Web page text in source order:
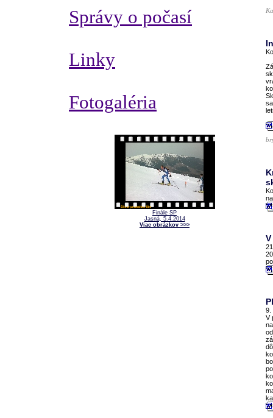
Správy o počasí
Linky
Fotogaléria
Finále SP
Jasná, 5.4.2014
Viac obrázkov >>>
9.
V